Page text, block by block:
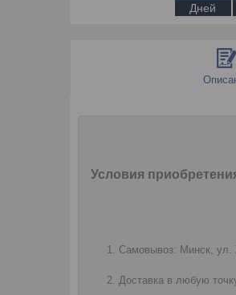
Дней
Условия
Самовывоз: Минск, ул.
Доставка в любую